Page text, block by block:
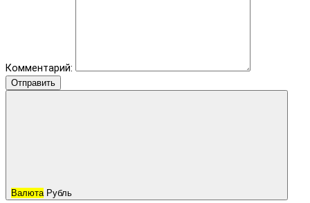
Комментарий:
Отправить
Валюта Рубль